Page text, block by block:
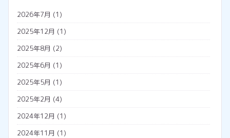
メタバース
広告収入
勤怠管理システム
名義変更
税金
調査票
外国人雇用
外国人の年金
外国人の雇用方法
2026年7月 (1)
2025年12月 (1)
2025年8月 (2)
2025年6月 (1)
2025年5月 (1)
2025年2月 (4)
2024年12月 (1)
2024年11月 (1)